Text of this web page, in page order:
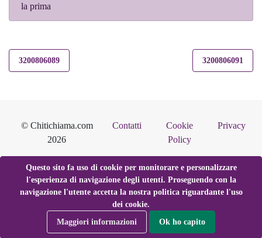
la prima
3200806089 3200806091
© Chitichiama.com
2026
Contatti
Cookie
Policy
Privacy
Questo sito fa uso di cookie per monitorare e personalizzare
l'esperienza di navigazione degli utenti. Proseguendo con la
navigazione l'utente accetta la nostra politica riguardante l'uso
dei cookie.
Maggiori informazioni
Ok ho capito